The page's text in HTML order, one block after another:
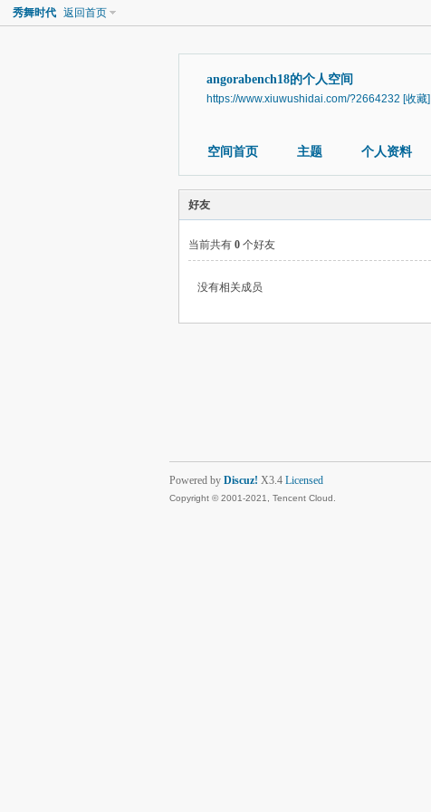
秀舞时代 返回首页
angorabench18的个人空间
https://www.xiuwushidai.com/?2664232 [收藏]
空间首页 主题 个人资料
好友
当前共有 0 个好友
没有相关成员
Powered by Discuz! X3.4 Licensed
Copyright © 2001-2021, Tencent Cloud.